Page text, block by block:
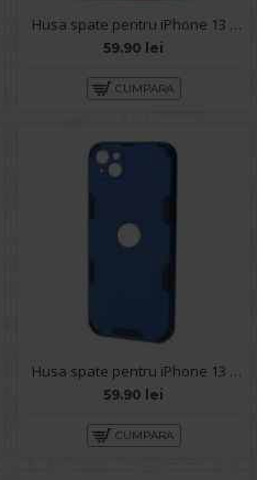
Husa spate pentru iPhone 13 - Mantis Case Negru / Vernil
59.90 lei
CUMPARA
Husa spate pentru iPhone 13 - Mantis Case Albastru / Negru
59.90 lei
CUMPARA